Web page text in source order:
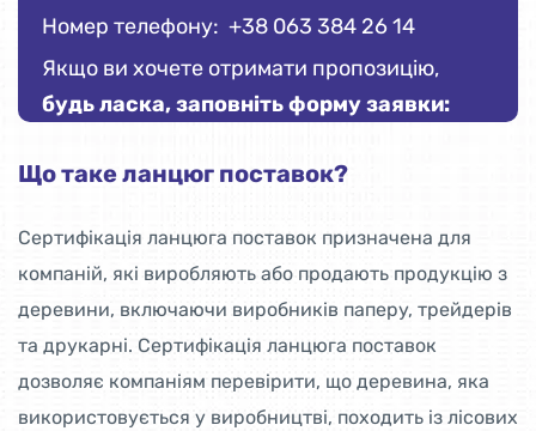
Номер телефону: +38 063 384 26 14
Якщо ви хочете отримати пропозицію,
будь ласка, заповніть форму заявки:
Що таке ланцюг поставок?
Сертифікація ланцюга поставок призначена для
компаній, які виробляють або продають продукцію з
деревини, включаючи виробників паперу, трейдерів
та друкарні. Сертифікація ланцюга поставок
дозволяє компаніям перевірити, що деревина, яка
використовується у виробництві, походить із лісових